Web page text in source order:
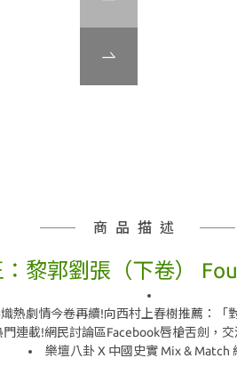
商品描述
：黎郭劉張（下卷）
熾熱劇情今卷再續!向西村上春樹推薦：「
門連載!網民討論區Facebook唇槍舌劍，交
樂壇八卦 X 中國史實 Mix & Match